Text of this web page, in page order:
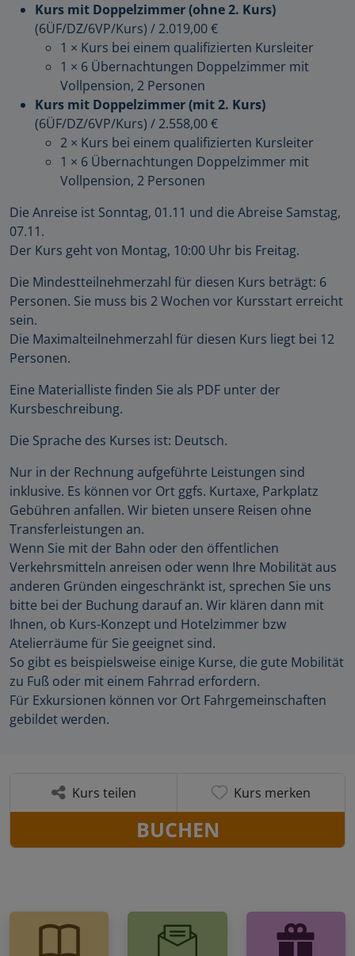
Kurs mit Doppelzimmer (ohne 2. Kurs)
(6ÜF/DZ/6VP/Kurs) / 2.019,00 €
1 × Kurs bei einem qualifizierten Kursleiter
1 × 6 Übernachtungen Doppelzimmer mit
Vollpension, 2 Personen
Kurs mit Doppelzimmer (mit 2. Kurs)
(6ÜF/DZ/6VP/Kurs) / 2.558,00 €
2 × Kurs bei einem qualifizierten Kursleiter
1 × 6 Übernachtungen Doppelzimmer mit
Vollpension, 2 Personen
Die Anreise ist Sonntag, 01.11 und die Abreise Samstag,
07.11.
Der Kurs geht von Montag, 10:00 Uhr bis Freitag.
Die Mindestteilnehmerzahl für diesen Kurs beträgt: 6
Personen. Sie muss bis 2 Wochen vor Kursstart erreicht
sein.
Die Maximalteilnehmerzahl für diesen Kurs liegt bei 12
Personen.
Eine Materialliste finden Sie als PDF unter der
Kursbeschreibung.
Die Sprache des Kurses ist: Deutsch.
Nur in der Rechnung aufgeführte Leistungen sind
inklusive. Es können vor Ort ggfs. Kurtaxe, Parkplatz
Gebühren anfallen. Wir bieten unsere Reisen ohne
Transferleistungen an.
Wenn Sie mit der Bahn oder den öffentlichen
Verkehrsmitteln anreisen oder wenn Ihre Mobilität aus
anderen Gründen eingeschränkt ist, sprechen Sie uns
bitte bei der Buchung darauf an. Wir klären dann mit
Ihnen, ob Kurs-Konzept und Hotelzimmer bzw
Atelierräume für Sie geeignet sind.
So gibt es beispielsweise einige Kurse, die gute Mobilität
zu Fuß oder mit einem Fahrrad erfordern.
Für Exkursionen können vor Ort Fahrgemeinschaften
gebildet werden.
Kurs teilen Kurs merken
BUCHEN